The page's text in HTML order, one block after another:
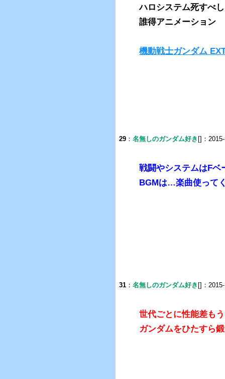
ハロシステム死すべし
誰得アニメーション
機動戦士ガンダム
29 ： 名無しのガンダム好き []：
戦闘やシステムはFベ
BGMは…楽曲使って
31 ： 名無しのガンダム好き []：
世代ごとに性能差も
ガンダムをひたすら